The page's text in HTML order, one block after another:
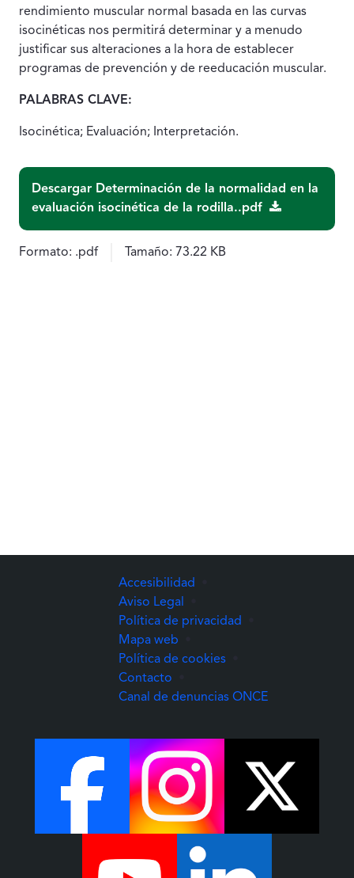
rendimiento muscular normal basada en las curvas
isocinéticas nos permitirá determinar y a menudo
justificar sus alteraciones a la hora de establecer
programas de prevención y de reeducación muscular.
PALABRAS CLAVE:
Isocinética; Evaluación; Interpretación.
Descargar Determinación de la normalidad en la
evaluación isocinética de la rodilla..pdf
Formato: .pdf Tamaño: 73.22 KB
Accesibilidad
Aviso Legal
Política de privacidad
Mapa web
Política de cookies
Contacto
Canal de denuncias ONCE(Abre una